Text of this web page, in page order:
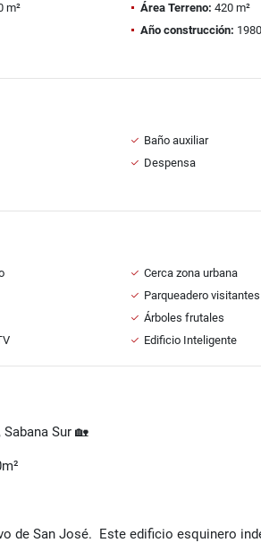
m² Área Terreno: 420 m²
Año construcción: 1980
Baño auxiliar
Despensa
Cerca zona urbana
Parqueadero visitantes
Árboles frutales
Edificio Inteligente
Sur 🏡
de San José. Este edificio esquinero